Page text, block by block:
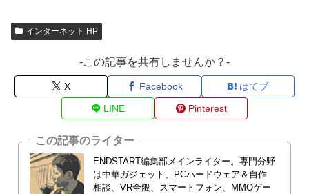
インターネット HP
-この記事を共有しませんか？-
X Facebook
はてブ
LINE
Pinterest
この記事のライター
ENDSTART編集部メインライター。専門分野
は中華ガジェット、PCハードウェア＆自作
相談、VR全般、スマートフォン、MMOゲー